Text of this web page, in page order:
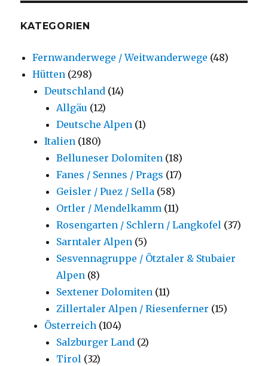
KATEGORIEN
Fernwanderwege / Weitwanderwege (48)
Hütten (298)
Deutschland (14)
Allgäu (12)
Deutsche Alpen (1)
Italien (180)
Belluneser Dolomiten (18)
Fanes / Sennes / Prags (17)
Geisler / Puez / Sella (58)
Ortler / Mendelkamm (11)
Rosengarten / Schlern / Langkofel (37)
Sarntaler Alpen (5)
Sesvennagruppe / Ötztaler & Stubaier
Alpen (8)
Sextener Dolomiten (11)
Zillertaler Alpen / Riesenferner (15)
Österreich (104)
Salzburger Land (2)
Tirol (32)